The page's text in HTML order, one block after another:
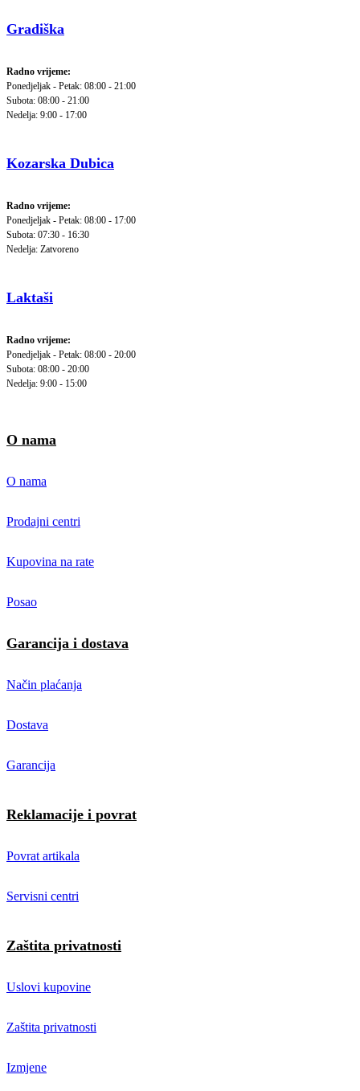
Gradiška
Radno vrijeme:
Ponedjeljak - Petak: 08:00 - 21:00
Subota: 08:00 - 21:00
Nedelja: 9:00 - 17:00
Kozarska Dubica
Radno vrijeme:
Ponedjeljak - Petak: 08:00 - 17:00
Subota: 07:30 - 16:30
Nedelja: Zatvoreno
Laktaši
Radno vrijeme:
Ponedjeljak - Petak: 08:00 - 20:00
Subota: 08:00 - 20:00
Nedelja: 9:00 - 15:00
O nama
O nama
Prodajni centri
Kupovina na rate
Posao
Garancija i dostava
Način plaćanja
Dostava
Garancija
Reklamacije i povrat
Povrat artikala
Servisni centri
Zaštita privatnosti
Uslovi kupovine
Zaštita privatnosti
Izmjene